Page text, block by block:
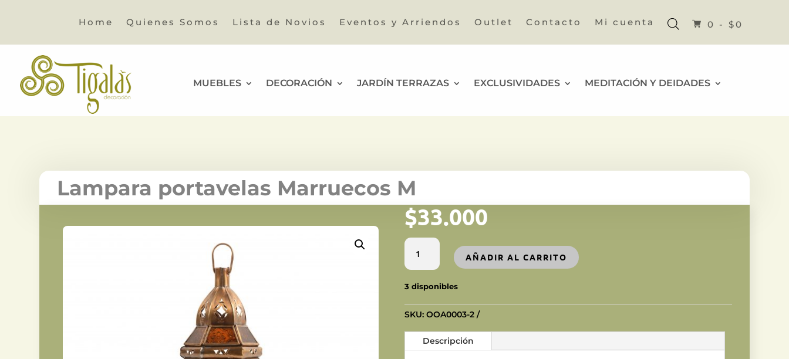
Home Quienes Somos Lista de Novios Eventos y Arriendos Outlet Contacto Mi cuenta 0 - $0
MUEBLES DECORACIÓN JARDÍN TERRAZAS EXCLUSIVIDADES MEDITACIÓN Y DEIDADES
Lampara portavelas Marruecos M
$33.000
Lampara
portavelas
Marruecos
M
AÑADIR AL CARRITO
3 disponibles
SKU:OOA0003-2
Descripción